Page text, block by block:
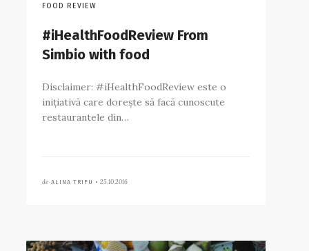
FOOD REVIEW
#iHealthFoodReview From
Simbio with food
Disclaimer: #iHealthFoodReview este o
inițiativă care dorește să facă cunoscute
restaurantele din…
de ALINA TRIFU • 25.10.2016